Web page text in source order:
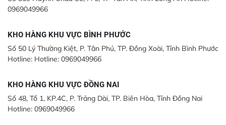
0969049966
KHO HÀNG KHU VỰC BÌNH PHƯỚC
Số 50 Lý Thường Kiệt, P. Tân Phú, TP. Đồng Xoài, Tỉnh Bình Phước
Hotline: Hotline: 0969049966
KHO HÀNG KHU VỰC ĐỒNG NAI
Số 48, Tổ 1, KP.4C, P. Trảng Dài, TP. Biên Hòa, Tỉnh Đồng Nai
Hotline: 0969049966